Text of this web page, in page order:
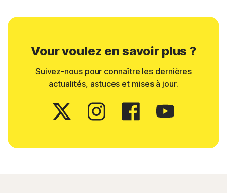
Vour voulez en savoir plus ?
Suivez-nous pour connaître les dernières
actualités, astuces et mises à jour.